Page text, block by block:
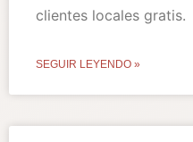
clientes locales gratis.
SEGUIR LEYENDO »